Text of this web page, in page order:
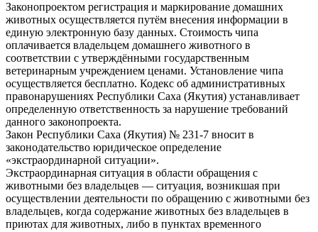
Законопроектом регистрация и маркирование домашних
животных осуществляется путём внесения информации в
единую электронную базу данных. Стоимость чипа
оплачивается владельцем домашнего животного в
соответствии с утверждёнными государственным
ветеринарным учреждением ценами. Установление чипа
осуществляется бесплатно. Кодекс об административных
правонарушениях Республики Саха (Якутия) устанавливает
определенную ответственность за нарушение требований
данного законопроекта.
Закон Республики Саха (Якутия) № 231-7 вносит в
законодательство юридическое определение
«экстраординарной ситуации».
Экстраординарная ситуация в области обращения с
животными без владельцев — ситуация, возникшая при
осуществлении деятельности по обращению с животными без
владельцев, когда содержание животных без владельцев в
приютах для животных, либо в пунктах временного